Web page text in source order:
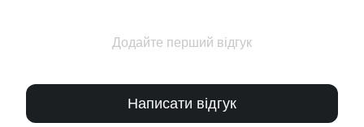
Додайте перший відгук
Написати відгук